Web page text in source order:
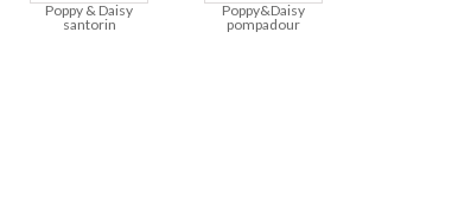
Poppy & Daisy
santorin
Poppy&Daisy
pompadour